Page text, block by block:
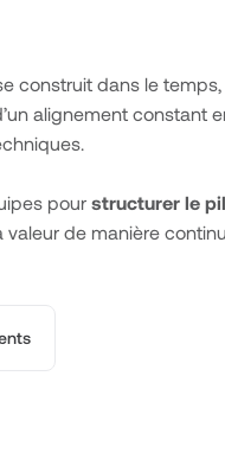
construit dans le
alignement constant
pour structurer le
de manière